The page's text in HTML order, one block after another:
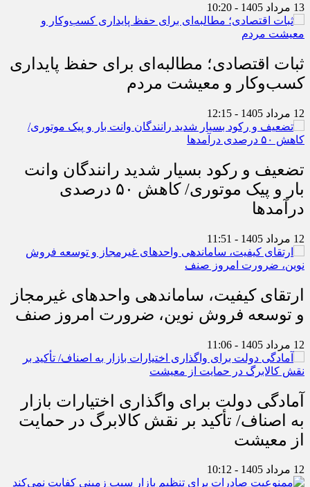
13 مرداد 1405 - 10:20
ثبات اقتصادی؛ مطالبه‌ای برای حفظ پایداری
کسب‌وکار و معیشت مردم
12 مرداد 1405 - 12:15
تضعیف و رکود بسیار شدید رانندگان وانت
بار و پیک موتوری/ کاهش ۵۰ درصدی
درآمدها
12 مرداد 1405 - 11:51
ارتقای کیفیت، ساماندهی واحدهای غیرمجاز
و توسعه فروش نوین، ضرورت امروز صنف
12 مرداد 1405 - 11:06
آمادگی دولت برای واگذاری اختیارات بازار
به اصناف/ تأکید بر نقش کالابرگ در حمایت
از معیشت
12 مرداد 1405 - 10:12